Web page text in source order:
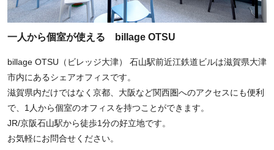
一人から個室が使える billage OTSU
billage OTSU（ビレッジ大津） 石山駅前近江鉄道ビルは滋賀県大津
市内にあるシェアオフィスです。
滋賀県内だけではなく京都、大阪など関西圏へのアクセスにも便利
で、1人から個室のオフィスを持つことができます。
JR/京阪石山駅から徒歩1分の好立地です。
お気軽にお問合せください。